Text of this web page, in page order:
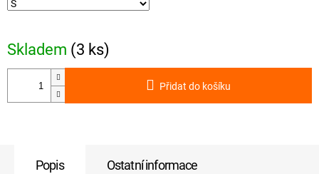
Skladem (3 ks)
Přidat do košíku
Popis Ostatní informace